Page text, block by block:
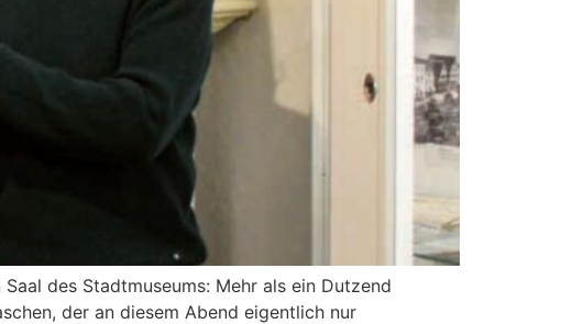
des Stadtmuseums: Mehr als ein Dutzend
der an diesem Abend eigentlich nur